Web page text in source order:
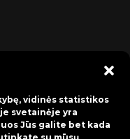
vidinės statistikos
svetainėje yra
Jūs galite bet kada